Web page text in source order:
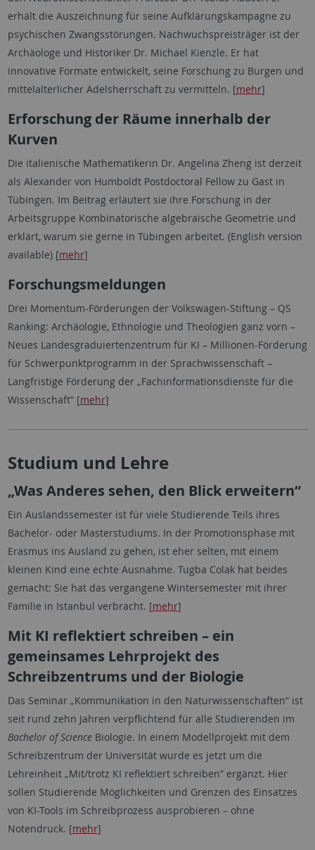
erhält die Auszeichnung für seine Aufklärungskampagne zu
psychischen Zwangsstörungen. Nachwuchspreisträger ist der
Archäologe und Historiker Dr. Michael Kienzle. Er hat
innovative Formate entwickelt, seine Forschung zu Burgen und
mittelalterlicher Adelsherrschaft zu vermitteln. [mehr]
Erforschung der Räume innerhalb der
Kurven
Die italienische Mathematikerin Dr. Angelina Zheng ist derzeit
als Alexander von Humboldt Postdoctoral Fellow zu Gast in
Tübingen. Im Beitrag erläutert sie ihre Forschung in der
Arbeitsgruppe Kombinatorische algebraische Geometrie und
erklärt, warum sie gerne in Tübingen arbeitet. (English version
available) [mehr]
Forschungsmeldungen
Drei Momentum-Förderungen der Volkswagen-Stiftung – QS
Ranking: Archäologie, Ethnologie und Theologien ganz vorn –
Neues Landesgraduiertenzentrum für KI – Millionen-Förderung
für Schwerpunktprogramm in der Sprachwissenschaft –
Langfristige Förderung der „Fachinformationsdienste für die
Wissenschaft“ [mehr]
Studium und Lehre
„Was Anderes sehen, den Blick erweitern“
Ein Auslandssemester ist für viele Studierende Teils ihres
Bachelor- oder Masterstudiums. In der Promotionsphase mit
Erasmus ins Ausland zu gehen, ist eher selten, mit einem
kleinen Kind eine echte Ausnahme. Tugba Colak hat beides
gemacht: Sie hat das vergangene Wintersemester mit ihrer
Familie in Istanbul verbracht. [mehr]
Mit KI reflektiert schreiben – ein
gemeinsames Lehrprojekt des
Schreibzentrums und der Biologie
Das Seminar „Kommunikation in den Naturwissenschaften“ ist
seit rund zehn Jahren verpflichtend für alle Studierenden im
Bachelor of ScienceBiologie. In einem Modellprojekt mit dem
Schreibzentrum der Universität wurde es jetzt um die
Lehreinheit „Mit/trotz KI reflektiert schreiben“ ergänzt. Hier
sollen Studierende Möglichkeiten und Grenzen des Einsatzes
von KI-Tools im Schreibprozess ausprobieren – ohne
Notendruck. [mehr]